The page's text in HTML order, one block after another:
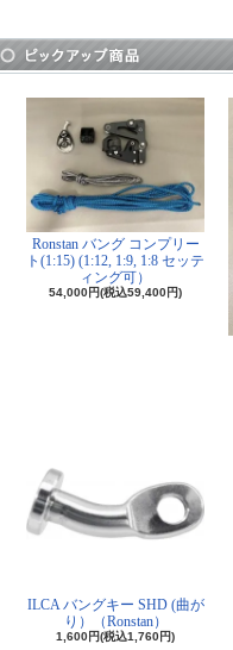
Ronstan バング コンプリー
ト(1:15) (1:12, 1:9, 1:8 セッテ
ィング可）
54,000円(税込59,400円)
ILCA バングキー SHD (曲が
り）（Ronstan）
1,600円(税込1,760円)